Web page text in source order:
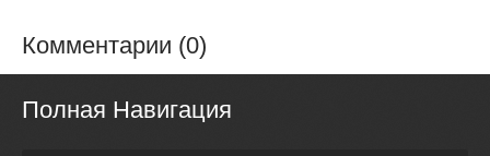
Комментарии (0)
Полная Навигация